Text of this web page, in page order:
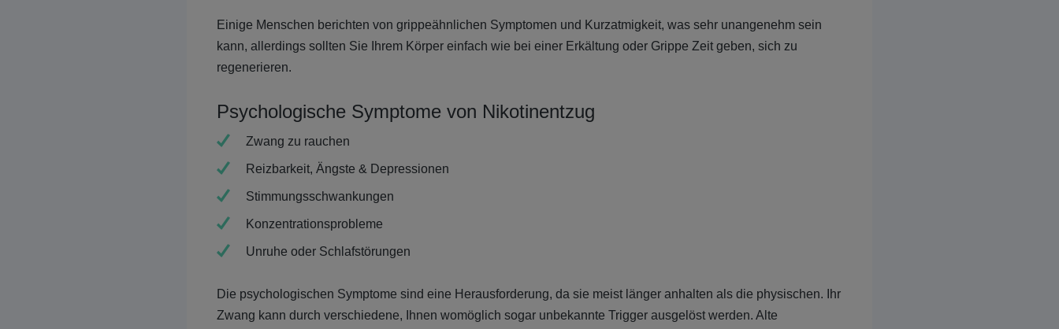
Einige Menschen berichten von grippeähnlichen Symptomen und Kurzatmigkeit, was sehr unangenehm sein
kann, allerdings sollten Sie Ihrem Körper einfach wie bei einer Erkältung oder Grippe Zeit geben, sich zu
regenerieren.
Psychologische Symptome von Nikotinentzug
Zwang zu rauchen
Reizbarkeit, Ängste & Depressionen
Stimmungsschwankungen
Konzentrationsprobleme
Unruhe oder Schlafstörungen
Die psychologischen Symptome sind eine Herausforderung, da sie meist länger anhalten als die physischen. Ihr
Zwang kann durch verschiedene, Ihnen womöglich sogar unbekannte Trigger ausgelöst werden. Alte